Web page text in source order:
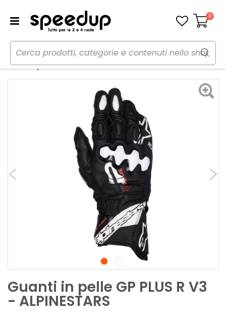
Carrello
0
Home Moto Abbigliamento moto
Guanti
Guanti in pelle GP PLUS R V3
Guanti in pelle GP PLUS R V3
- ALPINESTARS